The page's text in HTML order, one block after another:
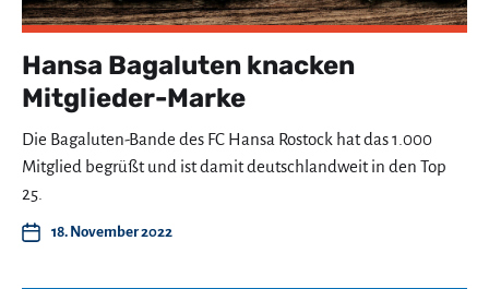
Hansa Bagaluten knacken
Mitglieder-Marke
Die Bagaluten-Bande des FC Hansa Rostock hat das 1.000
Mitglied begrüßt und ist damit deutschlandweit in den Top
25.
18. November 2022